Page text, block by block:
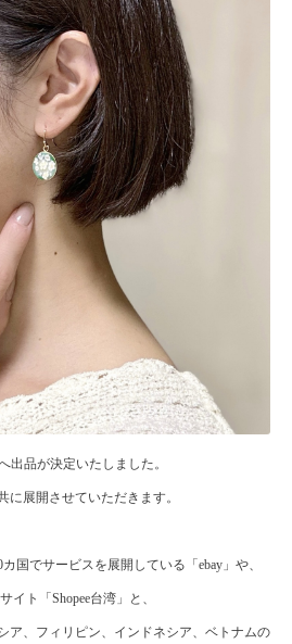
出品が決定いたしました。
に展開させていただきます。
国でサービスを展開している「ebay」や、
イト「Shopee台湾」と、
ア、フィリピン、インドネシア、ベトナムの